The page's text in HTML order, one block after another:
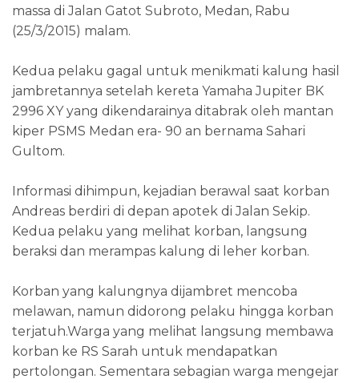
massa di Jalan Gatot Subroto, Medan, Rabu
(25/3/2015) malam.
Kedua pelaku gagal untuk menikmati kalung hasil
jambretannya setelah kereta Yamaha Jupiter BK
2996 XY‬ yang dikendarainya ditabrak oleh mantan
kiper PSMS Medan era- 90 an bernama Sahari
Gultom.
Informasi dihimpun, kejadian berawal saat korban
Andreas berdiri di depan apotek di Jalan Sekip.
Kedua pelaku yang melihat korban, langsung
beraksi dan merampas kalung di leher korban.
Korban yang kalungnya dijambret mencoba
melawan, namun didorong pelaku hingga korban
terjatuh.Warga yang melihat langsung membawa
korban ke RS Sarah untuk mendapatkan
pertolongan. Sementara sebagian warga mengejar